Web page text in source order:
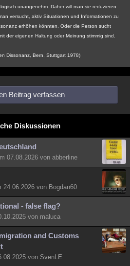
unangenehm. Daher will man sie reduzieren.
versucht, aktiv Situationen und Informationen zu
erhöhen könnten. Oder die Person sucht
der eigenen Haltung oder Meinung stimmig sind.
Dissonanz, Bern, Stuttgart 1978)
Beitrag verfassen
Diskussionen
07.08.2026 von abberline
24.06.2026 von Bogdan60
- false flag?
von maluca
and Customs
von SvenLE